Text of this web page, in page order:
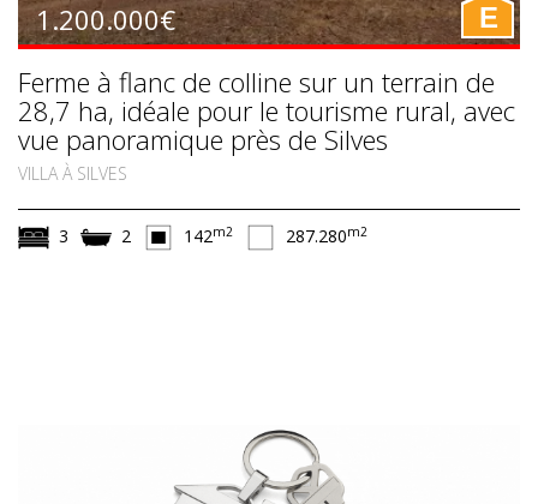
1.200.000€ E
Ferme à flanc de colline sur un terrain de
28,7 ha, idéale pour le tourisme rural, avec
vue panoramique près de Silves
VILLA À SILVES
3 2 142m2 287.280m2